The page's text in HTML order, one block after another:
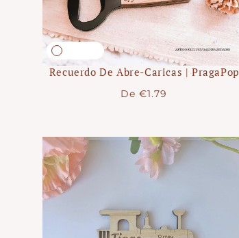
Recuerdo De Abre-Caricas | PragaPop
Precio
De€1.79